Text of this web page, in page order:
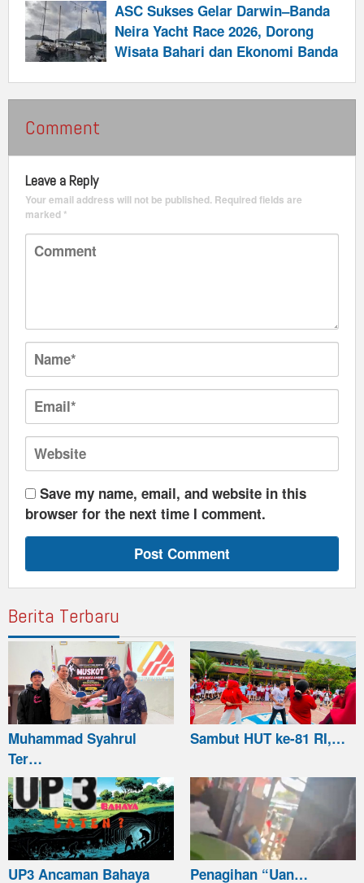
ASC Sukses Gelar Darwin–Banda
Neira Yacht Race 2026, Dorong
Wisata Bahari dan Ekonomi Banda
Comment
Leave a Reply
Your email address will not be published. Required fields are
marked*
Save my name, email, and website in this
browser for the next time I comment.
Berita Terbaru
Muhammad Syahrul
Ter…
Sambut HUT ke-81 RI,…
UP3 Ancaman Bahaya Penagihan “Uan…